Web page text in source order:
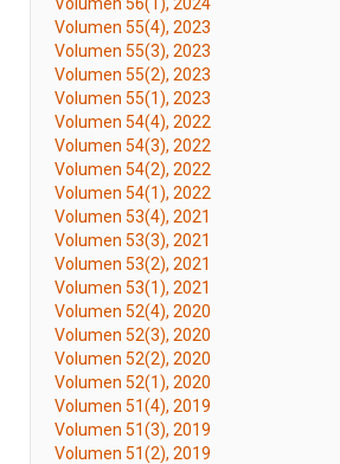
Volumen 55(4), 2023
Volumen 55(3), 2023
Volumen 55(2), 2023
Volumen 55(1), 2023
Volumen 54(4), 2022
Volumen 54(3), 2022
Volumen 54(2), 2022
Volumen 54(1), 2022
Volumen 53(4), 2021
Volumen 53(3), 2021
Volumen 53(2), 2021
Volumen 53(1), 2021
Volumen 52(4), 2020
Volumen 52(3), 2020
Volumen 52(2), 2020
Volumen 52(1), 2020
Volumen 51(4), 2019
Volumen 51(3), 2019
Volumen 51(2), 2019